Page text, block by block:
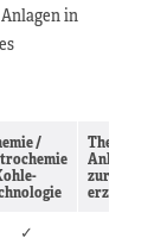
in
/ Thermische
Anlagen
zur Dampf-
erzeugung
✓